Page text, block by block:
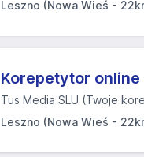
Leszno (Nowa Wieś -
Korepetytor
Tus Media SLU (Twoje
Leszno (Nowa Wieś -